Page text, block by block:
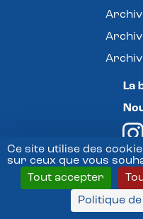
Ce site utilise des
sur ceux que vous
Tout accepter
Politique
La
©